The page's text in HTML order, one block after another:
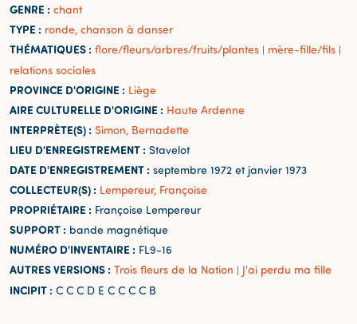
GENRE : chant
TYPE : ronde, chanson à danser
THÉMATIQUES : flore/fleurs/arbres/fruits/plantes | mère-fille/fils |
relations sociales
PROVINCE D'ORIGINE : Liège
AIRE CULTURELLE D'ORIGINE : Haute Ardenne
INTERPRÈTE(S) : Simon, Bernadette
LIEU D'ENREGISTREMENT : Stavelot
DATE D'ENREGISTREMENT : septembre 1972 et janvier 1973
COLLECTEUR(S) : Lempereur, Françoise
PROPRIÉTAIRE : Françoise Lempereur
SUPPORT : bande magnétique
NUMÉRO D'INVENTAIRE : FL9-16
AUTRES VERSIONS : Trois fleurs de la Nation | J'ai perdu ma fille
INCIPIT : C C C D E C C C C B